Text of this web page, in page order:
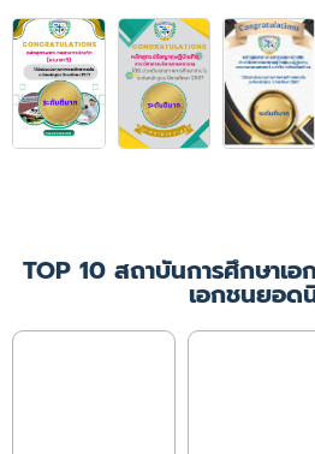
ผดุงครรภ์
มติการประชุมคณะกรรม
พยาบาล ครั้งที่ 6/
เมื่อวันที่ 21 มิถุนายน
รับรองคณะพยาบ
(ปีการศึกษา
เพิ่มเติม
TOP 10 สถาบันการศึกษาเ
เอกชนยอด